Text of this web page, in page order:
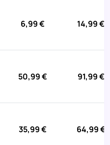
6,99 € 14,99 €
50,99 € 91,99 €
35,99 € 64,99 €